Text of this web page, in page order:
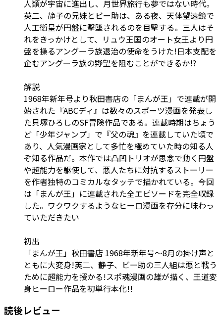
人類が宇宙に進出し、月世界旅行も夢ではない時代――。
英二、静子の兄妹とビー助は、ある夜、天体望遠鏡で
人工衛星が円盤に撃墜されるのを目撃する。三人はそ
れをきっかけとして、リュウ王国のオート女王より円
盤を操るアングーラ族退治の使命をうけた!日本支配を
企むアングーラ族の野望を阻むことができるか!?
解説
1968年新年号より秋田書店の「まんが王」で連載が開
始された『ABCディ』は数々のスポーツ漫画を発表し
た貝塚ひろしのSF冒険作品である。連載時期はちょう
ど「少年ジャンプ」で『父の魂』を連載していた頃で
あり、人気漫画家として多忙を極めていた時の知る人
ぞ知る作品だ。本作では凸凹トリオが思念で動く円盤
や超能力を駆使して、悪人たちに対抗するストーリー
を作者独特のコミカルなタッチで描かれている。今回
は「まんが王」に連載された全エピソードを完全収録
した。ワクワクするようなヒーロ漫画を存分に味わっ
ていただきたい
初出
「まんが王」秋田書店 1968年新年号～8月の掛け声と
ともに大変身!英二、静子、ビー助の三人組は悪と戦う
ために超能力を授かる!スポ魂漫画の雄が描く、王道変
身ヒーロー作品を初単行本化!!
読後レビュー